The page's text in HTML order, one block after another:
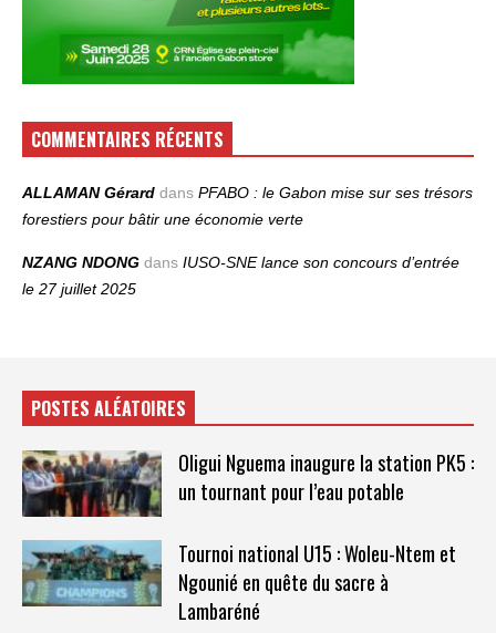
COMMENTAIRES RÉCENTS
ALLAMAN Gérard dans PFABO : le Gabon mise sur ses trésors
forestiers pour bâtir une économie verte
NZANG NDONG dans IUSO‑SNE lance son concours d’entrée
le 27 juillet 2025
POSTES ALÉATOIRES
Oligui Nguema inaugure la station PK5 :
un tournant pour l’eau potable
Tournoi national U15 : Woleu-Ntem et
Ngounié en quête du sacre à
Lambaréné